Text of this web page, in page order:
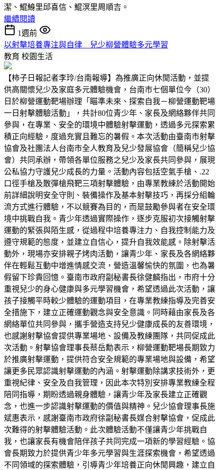
潔、鯤鯓里邱喜信、鯤溟里周順吉。
繼續閱讀
1週前
以射擊培養專注與自律 兒少柳營體驗多元學習
教育 校園生活
【柿子日報記者李玲/台南報導】為推廣正向休閒活動，並提
供高關懷兒少及家庭多元體驗機會，台南市七個單位今（30）
日於柳營運動靶場辦理「瞄準未來、探索自我－柳營運動靶場
一日射擊體驗活動」，共計80位青少年、家長及網絡夥伴共同
參與，在專業、安全的環境中體驗射擊運動，透過多元探索累
積正向經驗，度過充實且難忘的暑假。本次活動由臺南市射擊
協會及社團法人台南市全人教育及兒少發展協會（簡稱兒少協
會）共同承辦，帶領各單位服務之兒少及家長共同參與，展現
公私協力守護兒少成長的力量。活動內容包括空氣手槍、.22
口徑手槍及散彈槍飛靶三項射擊體驗，由專業教練於活動開始
前詳細說明安全守則、裝備操作及基本射擊技巧，再採分組輪
流方式進行體驗，不以競賽為目的，而是鼓勵參與者在安全環
境中挑戰自我。青少年透過實際操作，逐步克服初次接觸射擊
運動的緊張與陌生感，從過程中培養專注力、自我控制能力及
遵守規範的態度，並建立自信心，提升自我效能感。除射擊活
動外，現場亦安排親子烤肉活動，讓青少年、家長及各網絡夥
伴在輕鬆互動中增進情感交流，營造溫馨愉快的氛圍，也為暑
假留下珍貴回憶。臺南市政府副秘書長徐健麟指出，市府十分
重視兒少的身心健康與多元學習機會，希望透過此次活動，讓
孩子接觸平時較少體驗的運動項目，在專業教練指導及完善安
全措施下，建立正確運動觀念與安全意識。同時藉由家長及各
網絡單位共同參與，攜手營造支持兒少健康成長的友善環境，
也感謝射擊協會提供專業場地、設備及教練團隊，共同促成此
次活動。射擊協會理事長蔡岳勳表示，柳營運動靶場長期致力
於推廣射擊運動，提供符合安全規範的專業場地與設備，希望
讓更多民眾認識射擊運動的內涵。射擊運動除講求技術外，更
重視紀律、安全及自我管理，因此本次特別安排專業教練全程
陪同指導，期盼透過親身體驗，讓青少年及家長建立正確觀
念，也進一步認識射擊運動的價值與精神。兒少協會理事長施
斌惠表示，感謝臺南市政府徐副秘書長媒合射擊協會，促成此
次難得的射擊體驗活動。此次體驗活動不僅讓青少年挑戰自
我，也讓家長有機會陪伴孩子共同完成一項新的學習經驗。協
會長期致力於提供青少年多元學習與生涯探索機會，希望透過
不同領域的探索體驗，引導青少年培養正向休閒興趣，建立自